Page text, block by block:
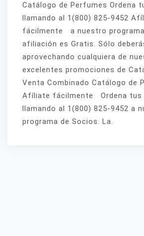
Catálogo de Perfumes Ordena
llamando al 1(800) 825-9452
fácilmente a nuestro
afiliación es Gratis. Sólo
aprovechando cualquiera de
excelentes promociones de
Venta Combinado Catálogo de
Afíliate fácilmente Ordena tus
llamando al 1(800) 825-9452 a
programa de Socios. La.